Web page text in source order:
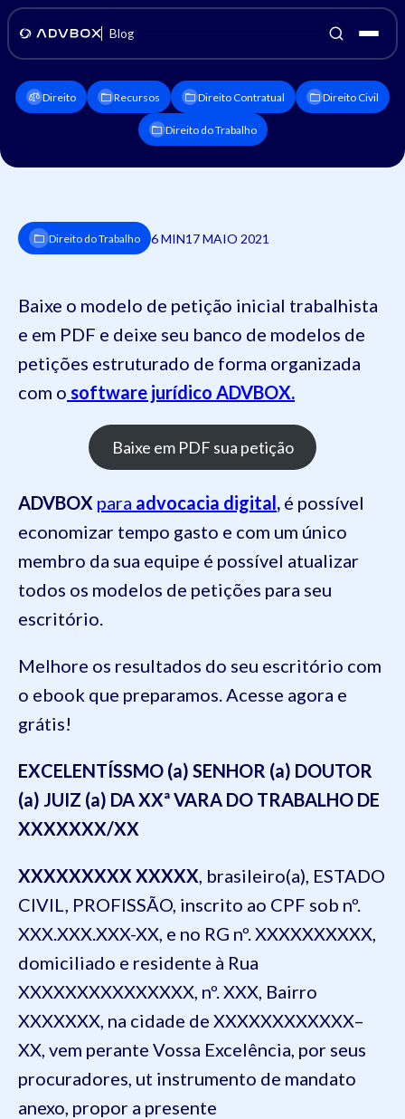
Blog
Direito Recursos Direito Contratual Direito Civil
Direito do Trabalho
Direito do Trabalho 6 MIN17 MAIO 2021
Baixe o modelo de petição inicial trabalhista
e em PDF e deixe seu banco de modelos de
petições estruturado de forma organizada
com o software jurídico ADVBOX.
Baixe em PDF sua petição
ADVBOX para advocacia digital, é possível
economizar tempo gasto e com um único
membro da sua equipe é possível atualizar
todos os modelos de petições para seu
escritório.
Melhore os resultados do seu escritório com
o ebook que preparamos. Acesse agora e
grátis!
EXCELENTÍSSMO (a) SENHOR (a) DOUTOR
(a) JUIZ (a) DA XXª VARA DO TRABALHO DE
XXXXXXX/XX
XXXXXXXXX XXXXX, brasileiro(a), ESTADO
CIVIL, PROFISSÃO, inscrito ao CPF sob nº.
XXX.XXX.XXX-XX, e no RG nº. XXXXXXXXXX,
domiciliado e residente à Rua
XXXXXXXXXXXXXXX, nº. XXX, Bairro
XXXXXXX, na cidade de XXXXXXXXXXXX–
XX, vem perante Vossa Excelência, por seus
procuradores, ut instrumento de mandato
anexo, propor a presente